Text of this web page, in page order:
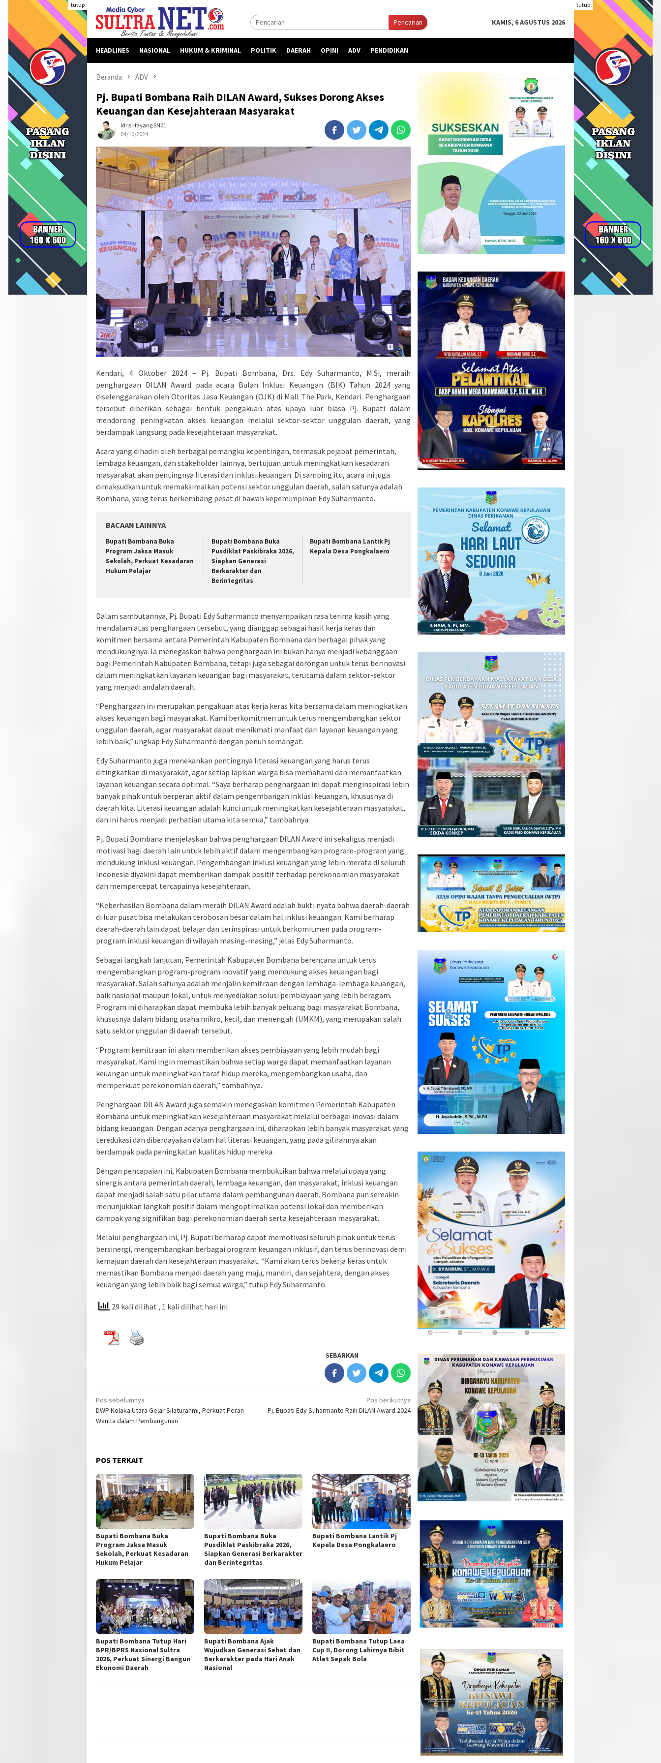
konten
tutup tutup
Pencarian KAMIS, 6 AGUSTUS 2026
HEADLINES NASIONAL HUKUM & KRIMINAL POLITIK DAERAH OPINI ADV PENDIDIKAN
Beranda ADV
Pj. Bupati Bombana Raih DILAN Award, Sukses Dorong Akses
Keuangan dan Kesejahteraan Masyarakat
Idris Hayang SN01
04/10/2024
Kendari, 4 Oktober 2024 – Pj. Bupati Bombana, Drs. Edy Suharmanto, M.Si, meraih
penghargaan DILAN Award pada acara Bulan Inklusi Keuangan (BIK) Tahun 2024 yang
diselenggarakan oleh Otoritas Jasa Keuangan (OJK) di Mall The Park, Kendari. Penghargaan
tersebut diberikan sebagai bentuk pengakuan atas upaya luar biasa Pj. Bupati dalam
mendorong peningkatan akses keuangan melalui sektor-sektor unggulan daerah, yang
berdampak langsung pada kesejahteraan masyarakat.
Acara yang dihadiri oleh berbagai pemangku kepentingan, termasuk pejabat pemerintah,
lembaga keuangan, dan stakeholder lainnya, bertujuan untuk meningkatkan kesadaran
masyarakat akan pentingnya literasi dan inklusi keuangan. Di samping itu, acara ini juga
dimaksudkan untuk memaksimalkan potensi sektor unggulan daerah, salah satunya adalah
Bombana, yang terus berkembang pesat di bawah kepemimpinan Edy Suharmanto.
BACAAN LAINNYA
Bupati Bombana Buka
Program Jaksa Masuk
Sekolah, Perkuat Kesadaran
Hukum Pelajar
Bupati Bombana Buka
Pusdiklat Paskibraka 2026,
Siapkan Generasi
Berkarakter dan
Berintegritas
Bupati Bombana Lantik Pj
Kepala Desa Pongkalaero
Dalam sambutannya, Pj. Bupati Edy Suharmanto menyampaikan rasa terima kasih yang
mendalam atas penghargaan tersebut, yang dianggap sebagai hasil kerja keras dan
komitmen bersama antara Pemerintah Kabupaten Bombana dan berbagai pihak yang
mendukungnya. Ia menegaskan bahwa penghargaan ini bukan hanya menjadi kebanggaan
bagi Pemerintah Kabupaten Bombana, tetapi juga sebagai dorongan untuk terus berinovasi
dalam meningkatkan layanan keuangan bagi masyarakat, terutama dalam sektor-sektor
yang menjadi andalan daerah.
“Penghargaan ini merupakan pengakuan atas kerja keras kita bersama dalam meningkatkan
akses keuangan bagi masyarakat. Kami berkomitmen untuk terus mengembangkan sektor
unggulan daerah, agar masyarakat dapat menikmati manfaat dari layanan keuangan yang
lebih baik,” ungkap Edy Suharmanto dengan penuh semangat.
Edy Suharmanto juga menekankan pentingnya literasi keuangan yang harus terus
ditingkatkan di masyarakat, agar setiap lapisan warga bisa memahami dan memanfaatkan
layanan keuangan secara optimal. “Saya berharap penghargaan ini dapat menginspirasi lebih
banyak pihak untuk berperan aktif dalam pengembangan inklusi keuangan, khususnya di
daerah kita. Literasi keuangan adalah kunci untuk meningkatkan kesejahteraan masyarakat,
dan ini harus menjadi perhatian utama kita semua,” tambahnya.
Pj. Bupati Bombana menjelaskan bahwa penghargaan DILAN Award ini sekaligus menjadi
motivasi bagi daerah lain untuk lebih aktif dalam mengembangkan program-program yang
mendukung inklusi keuangan. Pengembangan inklusi keuangan yang lebih merata di seluruh
Indonesia diyakini dapat memberikan dampak positif terhadap perekonomian masyarakat
dan mempercepat tercapainya kesejahteraan.
“Keberhasilan Bombana dalam meraih DILAN Award adalah bukti nyata bahwa daerah-daerah
di luar pusat bisa melakukan terobosan besar dalam hal inklusi keuangan. Kami berharap
daerah-daerah lain dapat belajar dan terinspirasi untuk berkomitmen pada program-
program inklusi keuangan di wilayah masing-masing,” jelas Edy Suharmanto.
Sebagai langkah lanjutan, Pemerintah Kabupaten Bombana berencana untuk terus
mengembangkan program-program inovatif yang mendukung akses keuangan bagi
masyarakat. Salah satunya adalah menjalin kemitraan dengan lembaga-lembaga keuangan,
baik nasional maupun lokal, untuk menyediakan solusi pembiayaan yang lebih beragam.
Program ini diharapkan dapat membuka lebih banyak peluang bagi masyarakat Bombana,
khususnya dalam bidang usaha mikro, kecil, dan menengah (UMKM), yang merupakan salah
satu sektor unggulan di daerah tersebut.
“Program kemitraan ini akan memberikan akses pembiayaan yang lebih mudah bagi
masyarakat. Kami ingin memastikan bahwa setiap warga dapat memanfaatkan layanan
keuangan untuk meningkatkan taraf hidup mereka, mengembangkan usaha, dan
memperkuat perekonomian daerah,” tambahnya.
Penghargaan DILAN Award juga semakin menegaskan komitmen Pemerintah Kabupaten
Bombana untuk meningkatkan kesejahteraan masyarakat melalui berbagai inovasi dalam
bidang keuangan. Dengan adanya penghargaan ini, diharapkan lebih banyak masyarakat yang
teredukasi dan diberdayakan dalam hal literasi keuangan, yang pada gilirannya akan
berdampak pada peningkatan kualitas hidup mereka.
Dengan pencapaian ini, Kabupaten Bombana membuktikan bahwa melalui upaya yang
sinergis antara pemerintah daerah, lembaga keuangan, dan masyarakat, inklusi keuangan
dapat menjadi salah satu pilar utama dalam pembangunan daerah. Bombana pun semakin
menunjukkan langkah positif dalam mengoptimalkan potensi lokal dan memberikan
dampak yang signifikan bagi perekonomian daerah serta kesejahteraan masyarakat.
Melalui penghargaan ini, Pj. Bupati berharap dapat memotivasi seluruh pihak untuk terus
bersinergi, mengembangkan berbagai program keuangan inklusif, dan terus berinovasi demi
kemajuan daerah dan kesejahteraan masyarakat. “Kami akan terus bekerja keras untuk
memastikan Bombana menjadi daerah yang maju, mandiri, dan sejahtera, dengan akses
keuangan yang lebih baik bagi semua warga,” tutup Edy Suharmanto.
29 kali dilihat , 1 kali dilihat hari ini
SEBARKAN
Navigasi
pos
Pos sebelumnya
DWP Kolaka Utara Gelar Silaturahmi, Perkuat Peran
Wanita dalam Pembangunan
Pos berikutnya
Pj. Bupati Edy Suharmanto Raih DILAN Award 2024
POS TERKAIT
Bupati Bombana Buka
Program Jaksa Masuk
Sekolah, Perkuat Kesadaran
Hukum Pelajar
Bupati Bombana Buka
Pusdiklat Paskibraka 2026,
Siapkan Generasi Berkarakter
dan Berintegritas
Bupati Bombana Lantik Pj
Kepala Desa Pongkalaero
Bupati Bombana Tutup Hari
BPR/BPRS Nasional Sultra
2026, Perkuat Sinergi Bangun
Ekonomi Daerah
Bupati Bombana Ajak
Wujudkan Generasi Sehat dan
Berkarakter pada Hari Anak
Nasional
Bupati Bombana Tutup Laea
Cup II, Dorong Lahirnya Bibit
Atlet Sepak Bola